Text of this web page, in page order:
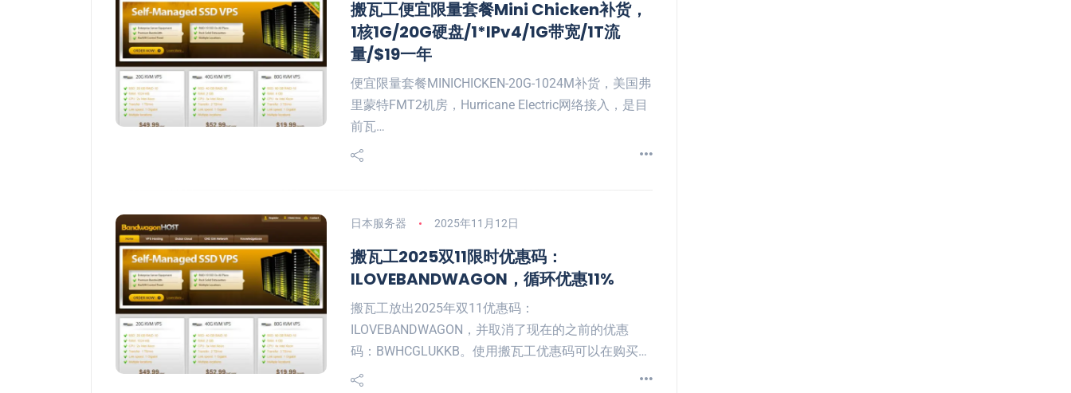
搬瓦工便宜限量套餐Mini Chicken补货，
1核1G/20G硬盘/1*IPv4/1G带宽/1T流
量/$19一年
便宜限量套餐MINICHICKEN-20G-1024M补货，美国弗
里蒙特FMT2机房，Hurricane Electric网络接入，是目
前瓦…
日本服务器 2025年11月12日
搬瓦工2025双11限时优惠码：
ILOVEBANDWAGON，循环优惠11%
搬瓦工放出2025年双11优惠码：
ILOVEBANDWAGON，并取消了现在的之前的优惠
码：BWHCGLUKKB。使用搬瓦工优惠码可以在购买…